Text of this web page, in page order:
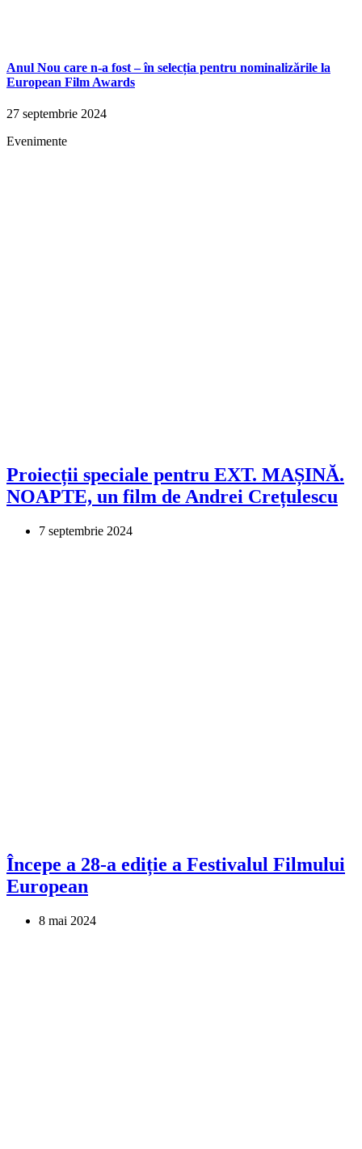
Anul Nou care n-a fost – în selecția pentru nominalizările la
European Film Awards
27 septembrie 2024
Evenimente
Proiecții speciale pentru EXT. MAȘINĂ.
NOAPTE, un film de Andrei Crețulescu
7 septembrie 2024
Începe a 28-a ediție a Festivalul Filmului
European
8 mai 2024